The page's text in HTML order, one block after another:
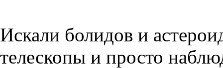
Искали болидов и
телескопы и просто